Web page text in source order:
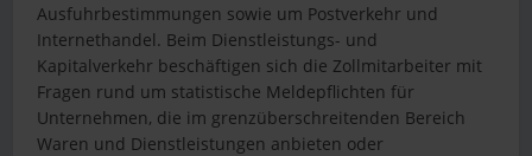
Ausfuhrbestimmungen sowie um Postverkehr und
Internethandel. Beim Dienstleistungs- und
Kapitalverkehr beschäftigen sich die Zollmitarbeiter mit
Fragen rund um statistische Meldepflichten für
Unternehmen, die im grenzüberschreitenden Bereich
Waren und Dienstleistungen anbieten oder